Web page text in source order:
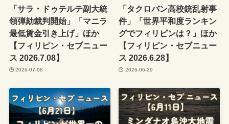
「サラ・ドゥテルテ副大統
領弾劾裁判開始」「マニラ
最低賃金引き上げ」ほか
【フィリピン・セブニュー
ス 2026.7.08】
2026-07-08
「タクロバン高校銃乱射事
件」「世界平和度ランキン
グでフィリピンは？」ほか
【フィリピン・セブニュー
ス 2026.6.28】
2026-06-29